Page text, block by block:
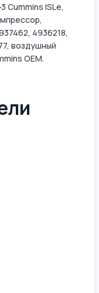
Cummins ISLe,
4936218,
воздушный
OEM.